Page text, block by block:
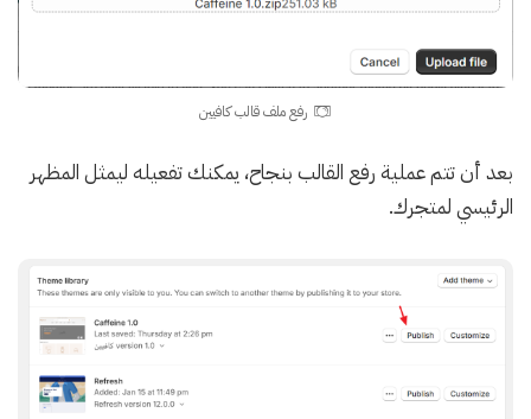
رفع ملف قالب كافيين
بعد أن تتم عملية رفع القالب بنجاح، يمكنك تفعيله ليمثل المظهر
الرئيسي لمتجرك.